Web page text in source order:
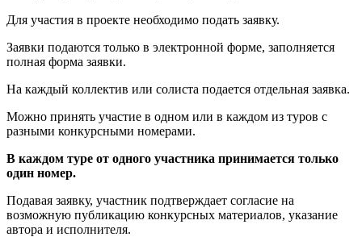
Для участия в проекте необходимо подать заявку.
Заявки подаются только в электронной форме, заполняется
полная форма заявки.
На каждый коллектив или солиста подается отдельная заявка.
Можно принять участие в одном или в каждом из туров с
разными конкурсными номерами.
В каждом туре от одного участника принимается только
один номер.
Подавая заявку, участник подтверждает согласие на
возможную публикацию конкурсных материалов, указание
автора и исполнителя.